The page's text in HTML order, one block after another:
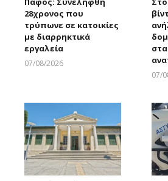
28χρονος που
τρύπωνε σε κατοικίες
με διαρρηκτικά
εργαλεία
07/08/2026
07/